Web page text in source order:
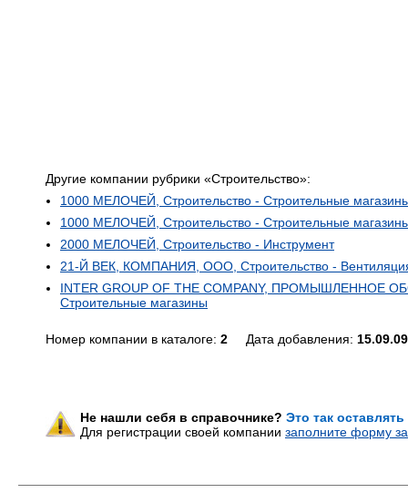
Другие компании рубрики «Строительство»:
1000 МЕЛОЧЕЙ, Строительство - Строительные
1000 МЕЛОЧЕЙ, Строительство - Строительные
2000 МЕЛОЧЕЙ, Строительство - Инструмент
21-Й ВЕК, КОМПАНИЯ, ООО, Строительство -
INTER GROUP OF THE COMPANY, ПРОМЫШЛЕННОЕ
Строительные магазины
Номер компании в каталоге: 2 Дата добавления: 15.09.09
Не нашли себя в справочнике? Это так
Для регистрации своей компании заполните форму